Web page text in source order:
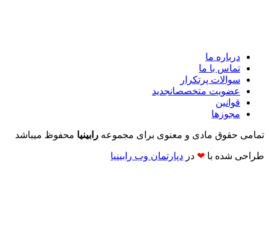
درباره ما
تماس با ما
سوالات پرتکرار
عضویت متخصصانجدید
قوانین
مجوزها
تمامی حقوق مادی و معنوی برای مجموعه رابینیا محفوظ میباشد
طراحی شده با ❤ در دپارتمان وب رابینیا​​